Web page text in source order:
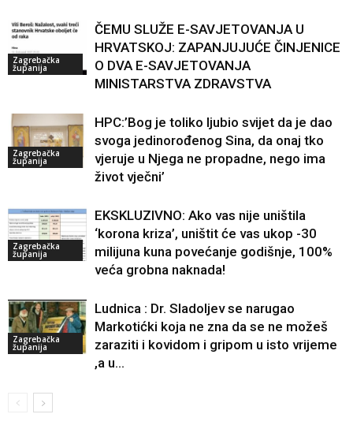
Zagrebačka
županija
ČEMU SLUŽE E-SAVJETOVANJA U
HRVATSKOJ: ZAPANJUJUĆE ČINJENICE
O DVA E-SAVJETOVANJA
MINISTARSTVA ZDRAVSTVA
Zagrebačka
županija
HPC:’Bog je toliko ljubio svijet da je dao
svoga jedinorođenog Sina, da onaj tko
vjeruje u Njega ne propadne, nego ima
život vječni’
Zagrebačka
županija
EKSKLUZIVNO: Ako vas nije uništila
‘korona kriza’, uništit će vas ukop -30
milijuna kuna povećanje godišnje, 100%
veća grobna naknada!
Zagrebačka
županija
Ludnica : Dr. Sladoljev se narugao
Markotićki koja ne zna da se ne možeš
zaraziti i kovidom i gripom u isto vrijeme
,a u...